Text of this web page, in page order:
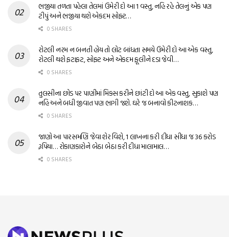
ભજીયા તળતા પહેલા તેલમાં ઉમેરી દો આ 1 વસ્તુ, નહિ રહે તેલનું એક પણ
ટીપું અને ભજીયા થશે એકદમ સોફ્ટ…
0 SHARES
રોટલી નરમ ન બનતી હોય તો લોટ બાંધતા સમયે ઉમેરી દો આ એક વસ્તુ,
રોટલી થશે ફટાફટ, સોફ્ટ અને એકદમ ફૂલીને દડા જેવી…
0 SHARES
તુલસીના છોડ પર પાણીમાં મિક્સ કરીને છાંટી દો આ એક વસ્તુ, સુકાશે પણ
નહિ અને બધી જીવાત પણ ભાગી જશે. ઘરે જ બનાવો કીટનાશક…
0 SHARES
જાણો આ પારસમણિ જેવા શેર વિશે, 1 લાખના કરી દીધા સીધા જ 36 કરોડ
રૂપિયા… રોકાણકારોને બેઠા બેઠા કરી દીધા માલામાલ…
0 SHARES